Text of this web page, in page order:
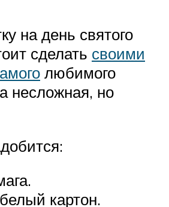
на день святого
сделать своими
любимого
несложная, но
картон.